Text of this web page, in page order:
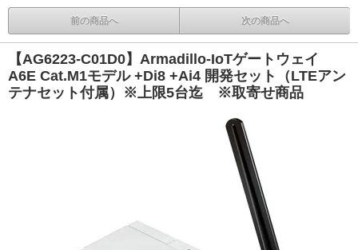
前の商品へ 次の商品へ
【AG6223-C01D0】Armadillo-IoTゲートウェイ
A6E Cat.M1モデル +Di8 +Ai4 開発セット（LTEアン
テナセット付属）※上限5台迄 ※取寄せ商品